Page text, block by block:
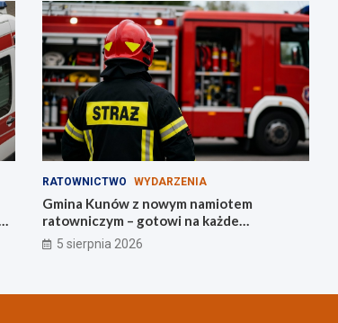
RATOWNICTWO WYDARZENIA
Gmina Kunów z nowym namiotem
ratowniczym – gotowi na każde
wezwanie!
5 sierpnia 2026